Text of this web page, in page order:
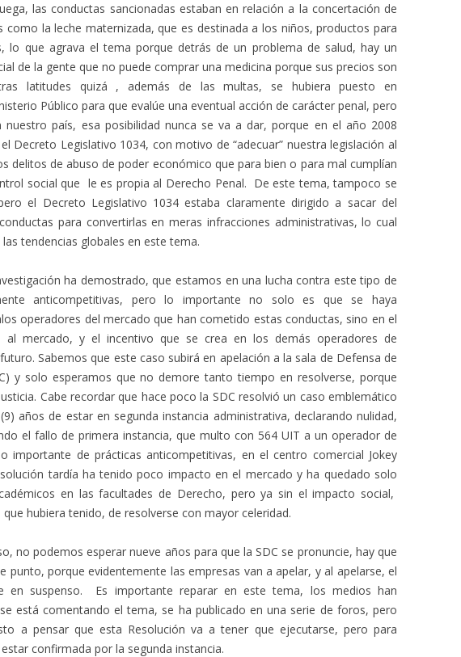
las conductas sancionadas estaban en relación a la concertación de
como la leche maternizada, que es destinada a los niños, productos para
lo que agrava el tema porque detrás de un problema de salud, hay un
de la gente que no puede comprar una medicina porque sus precios son
latitudes quizá , además de las multas, se hubiera puesto en
Público para que evalúe una eventual acción de carácter penal, pero
nuestro país, esa posibilidad nunca se va a dar, porque en el año 2008
Decreto Legislativo 1034, con motivo de “adecuar” nuestra legislación al
delitos de abuso de poder económico que para bien o para mal cumplían
social que le es propia al Derecho Penal. De este tema, tampoco se
el Decreto Legislativo 1034 estaba claramente dirigido a sacar del
para convertirlas en meras infracciones administrativas, lo cual
tendencias globales en este tema.
ha demostrado, que estamos en una lucha contra este tipo de
anticompetitivas, pero lo importante no solo es que se haya
operadores del mercado que han cometido estas conductas, sino en el
al mercado, y el incentivo que se crea en los demás operadores de
Sabemos que este caso subirá en apelación a la sala de Defensa de
y solo esperamos que no demore tanto tiempo en resolverse, porque
Cabe recordar que hace poco la SDC resolvió un caso emblemático
años de estar en segunda instancia administrativa, declarando nulidad,
el fallo de primera instancia, que multo con 564 UIT a un operador de
importante de prácticas anticompetitivas, en el centro comercial Jokey
tardía ha tenido poco impacto en el mercado y ha quedado solo
en las facultades de Derecho, pero ya sin el impacto social,
hubiera tenido, de resolverse con mayor celeridad.
no podemos esperar nueve años para que la SDC se pronuncie, hay que
punto, porque evidentemente las empresas van a apelar, y al apelarse, el
en suspenso. Es importante reparar en este tema, los medios han
está comentando el tema, se ha publicado en una serie de foros, pero
a pensar que esta Resolución va a tener que ejecutarse, pero para
confirmada por la segunda instancia.